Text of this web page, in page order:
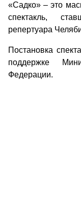
«Садко» – это
спектакль,
репертуара
Постановка
поддержке
Федерации.